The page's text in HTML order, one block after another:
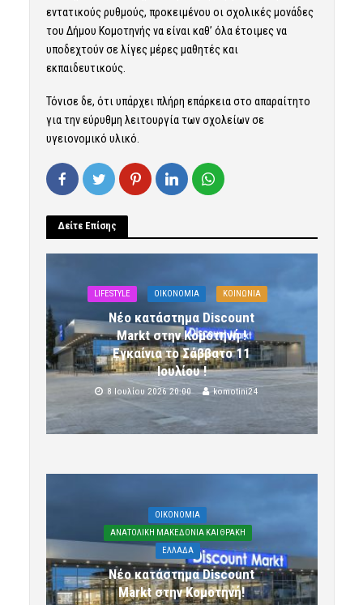
εντατικούς ρυθμούς, προκειμένου οι σχολικές μονάδες
του Δήμου Κομοτηνής να είναι καθ’ όλα έτοιμες να
υποδεχτούν σε λίγες μέρες μαθητές και
εκπαιδευτικούς.
Τόνισε δε, ότι υπάρχει πλήρη επάρκεια στο απαραίτητο
για την εύρυθμη λειτουργία των σχολείων σε
υγειονομικό υλικό.
Δείτε Επίσης
LIFESTYLE OIKONOMIA ΚΟΙΝΩΝΙΑ
Νέο κατάστημα Discount
Markt στην Κομοτηνή !
Εγκαίνια το Σάββατο 11
Ιουλίου !
8 Ιουλίου 2026 20:00 komotini24
OIKONOMIA
ΑΝΑΤΟΛΙΚΗ ΜΑΚΕΔΟΝΙΑ ΚΑΙ ΘΡΑΚΗ
ΕΛΛΑΔΑ
Νέο κατάστημα Discount
Markt στην Κομοτηνή!